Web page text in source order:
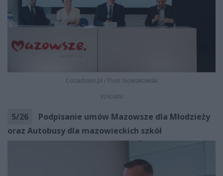
Cozadzien.pl / Piotr Nowakowski
REKLAMA
5/26
Podpisanie umów Mazowsze dla Młodzieży
oraz Autobusy dla mazowieckich szkół